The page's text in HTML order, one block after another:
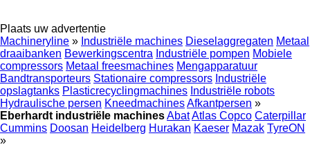
Plaats uw advertentie
Machineryline » Industriële machines Dieselaggregaten Metaal
draaibanken Bewerkingscentra Industriële pompen Mobiele
compressors Metaal freesmachines Mengapparatuur
Bandtransporteurs Stationaire compressors Industriële
opslagtanks Plasticrecyclingmachines Industriële robots
Hydraulische persen KneedmachinesAfkantpersen »
Eberhardt industriële machinesAbatAtlas Copco Caterpillar
Cummins Doosan Heidelberg Hurakan Kaeser Mazak TyreON
»